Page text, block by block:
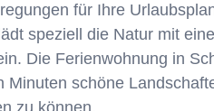
für Ihre
speziell die Natur mit
Die Ferienwohnung in
Minuten schöne
zu können.